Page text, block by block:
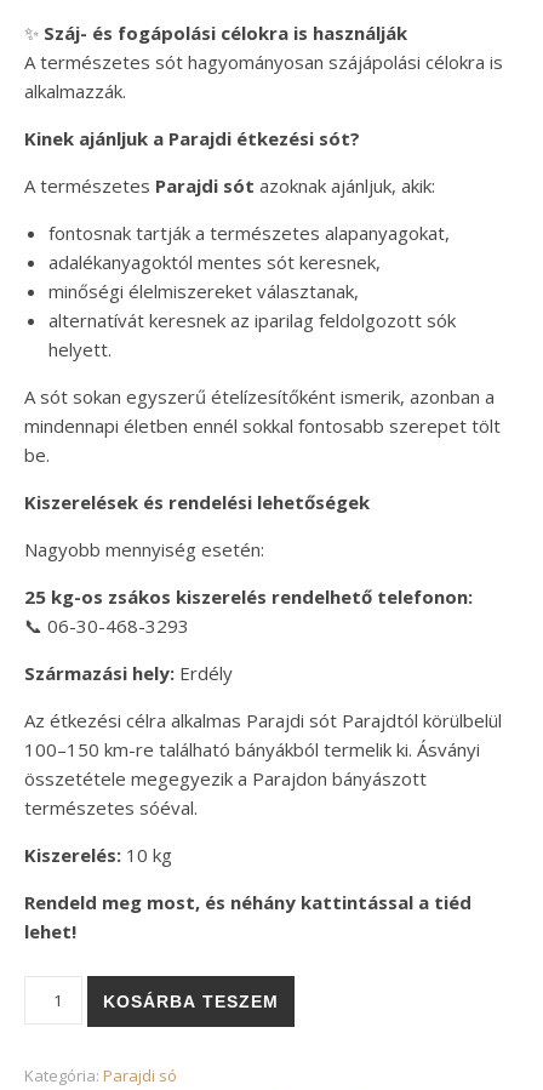
✨ Száj- és fogápolási célokra is használják
A természetes sót hagyományosan szájápolási célokra is
alkalmazzák.
Kinek ajánljuk a Parajdi étkezési sót?
A természetes Parajdi sót azoknak ajánljuk, akik:
fontosnak tartják a természetes alapanyagokat,
adalékanyagoktól mentes sót keresnek,
minőségi élelmiszereket választanak,
alternatívát keresnek az iparilag feldolgozott sók
helyett.
A sót sokan egyszerű ételízesítőként ismerik, azonban a
mindennapi életben ennél sokkal fontosabb szerepet tölt
be.
Kiszerelések és rendelési lehetőségek
Nagyobb mennyiség esetén:
25 kg-os zsákos kiszerelés rendelhető telefonon:
📞 06-30-468-3293
Származási hely: Erdély
Az étkezési célra alkalmas Parajdi sót Parajdtól körülbelül
100–150 km-re található bányákból termelik ki. Ásványi
összetétele megegyezik a Parajdon bányászott
természetes sóéval.
Kiszerelés: 10 kg
Rendeld meg most, és néhány kattintással a tiéd
lehet!
Parajdi só 10kg mennyiség
KOSÁRBA TESZEM
Kategória: Parajdi só